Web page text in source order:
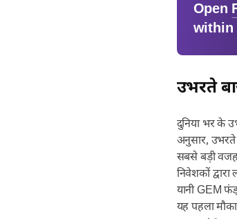
Open
within
उभरते
दुनिया भर के
अनुसार, उभरते
सबसे बड़ी वजह
निवेशकों
यानी GEM
यह पहला